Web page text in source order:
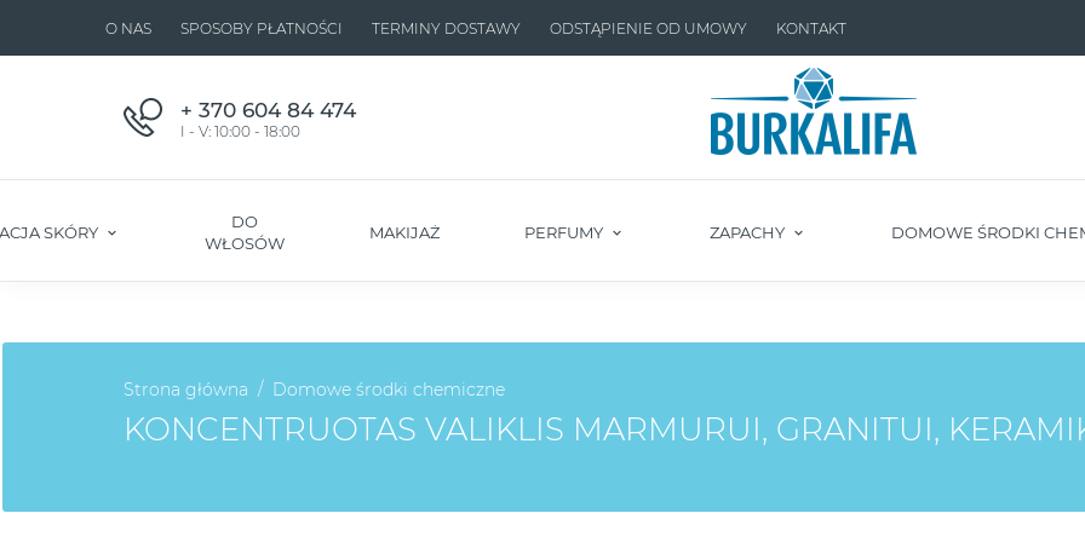
O NAS SPOSOBY PŁATNOŚCI TERMINY DOSTAWY ODSTĄPIENIE OD UMOWY KONTAKT
+ 370 604 84 474
I - V: 10:00 - 18:00
SKÓRY
DO
WŁOSÓW
MAKIJAŻ PERFUMY ZAPACHY DOMOWE ŚRODKI
Strona główna Domowe środki chemiczne
KONCENTRUOTAS VALIKLIS MARMURUI, GRANITUI,